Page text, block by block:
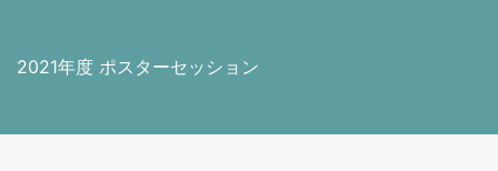
2021年度 ポスターセッション